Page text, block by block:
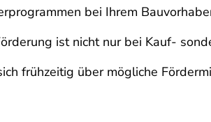
bei Ihrem
ist nicht nur bei Kauf-
frühzeitig über mögliche